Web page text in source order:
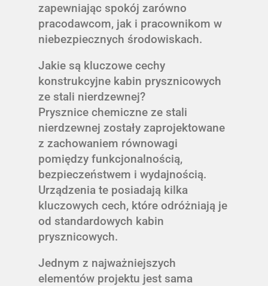
zapewniając spokój zarówno
pracodawcom, jak i pracownikom w
niebezpiecznych środowiskach.
Jakie są kluczowe cechy
konstrukcyjne kabin prysznicowych
ze stali nierdzewnej?
Prysznice chemiczne ze stali
nierdzewnej zostały zaprojektowane
z zachowaniem równowagi
pomiędzy funkcjonalnością,
bezpieczeństwem i wydajnością.
Urządzenia te posiadają kilka
kluczowych cech, które odróżniają je
od standardowych kabin
prysznicowych.
Jednym z najważniejszych
elementów projektu jest sama